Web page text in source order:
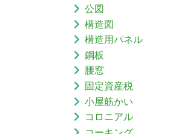
公図
構造図
構造用パネル
鋼板
腰窓
固定資産税
小屋筋かい
コロニアル